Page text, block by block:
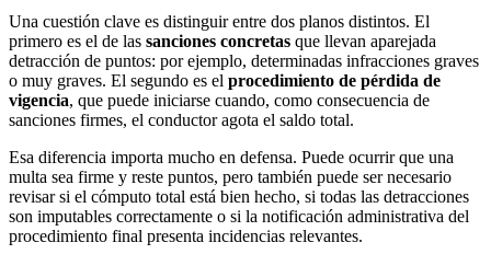
Una cuestión clave es distinguir entre dos planos distintos. El
primero es el de las sanciones concretas que llevan aparejada
detracción de puntos: por ejemplo, determinadas infracciones graves
o muy graves. El segundo es el procedimiento de pérdida de
vigencia, que puede iniciarse cuando, como consecuencia de
sanciones firmes, el conductor agota el saldo total.
Esa diferencia importa mucho en defensa. Puede ocurrir que una
multa sea firme y reste puntos, pero también puede ser necesario
revisar si el cómputo total está bien hecho, si todas las detracciones
son imputables correctamente o si la notificación administrativa del
procedimiento final presenta incidencias relevantes.